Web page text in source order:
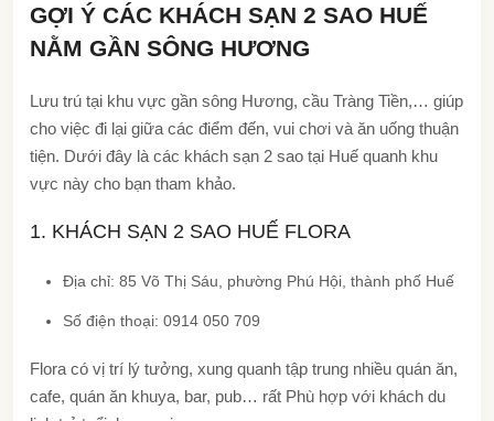
GỢI Ý CÁC KHÁCH SẠN 2 SAO HUẾ
NẰM GẦN SÔNG HƯƠNG
Lưu trú tại khu vực gần sông Hương, cầu Tràng Tiền,… giúp
cho việc đi lại giữa các điểm đến, vui chơi và ăn uống thuận
tiện. Dưới đây là các khách sạn 2 sao tại Huế quanh khu
vực này cho bạn tham khảo.
1. KHÁCH SẠN 2 SAO HUẾ FLORA
Địa chỉ: 85 Võ Thị Sáu, phường Phú Hội, thành phố Huế
Số điện thoại: 0914 050 709
Flora có vị trí lý tưởng, xung quanh tập trung nhiều quán ăn,
cafe, quán ăn khuya, bar, pub… rất Phù hợp với khách du